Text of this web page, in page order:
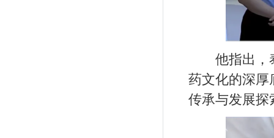
他指出，泰
药文化的深厚
传承与发展探